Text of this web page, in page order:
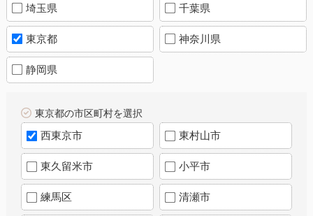
埼玉県 千葉県
東京都 神奈川県
静岡県
東京都の市区町村を選択
西東京市 東村山市
東久留米市 小平市
練馬区 清瀬市